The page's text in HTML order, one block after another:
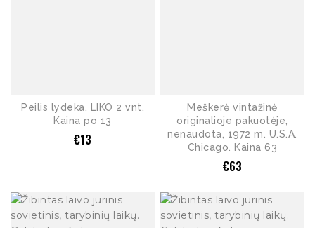
Peilis lydeka. LIKO 2 vnt.
Kaina po 13
€13
Meškerė vintažinė
originalioje pakuotėje,
nenaudota, 1972 m. U.S.A.
Chicago. Kaina 63
€63